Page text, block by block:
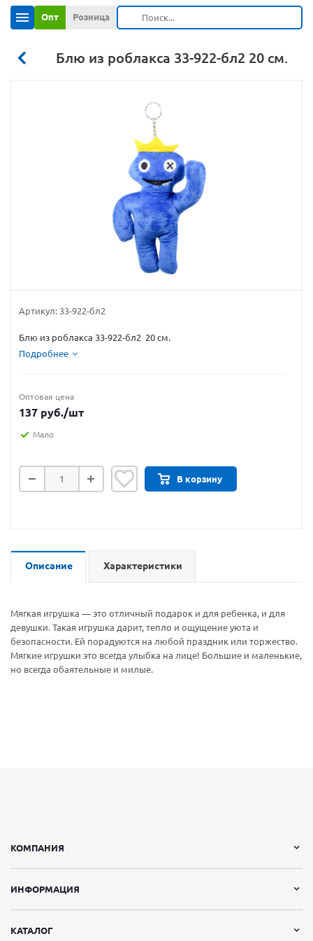
Опт Розница
Блю из роблакса 33-922-бл2 20 см.
Артикул: 33-922-бл2
Блю из роблакса 33-922-бл2 20 см.
Подробнее
Оптовая цена
137 руб./шт
Мало
В корзину
Описание Характеристики
Мягкая игрушка — это отличный подарок и для ребенка, и для
девушки. Такая игрушка дарит, тепло и ощущение уюта и
безопасности. Ей порадуются на любой праздник или торжество.
Мягкие игрушки это всегда улыбка на лице! Большие и маленькие,
но всегда обаятельные и милые.
КОМПАНИЯ
ИНФОРМАЦИЯ
КАТАЛОГ